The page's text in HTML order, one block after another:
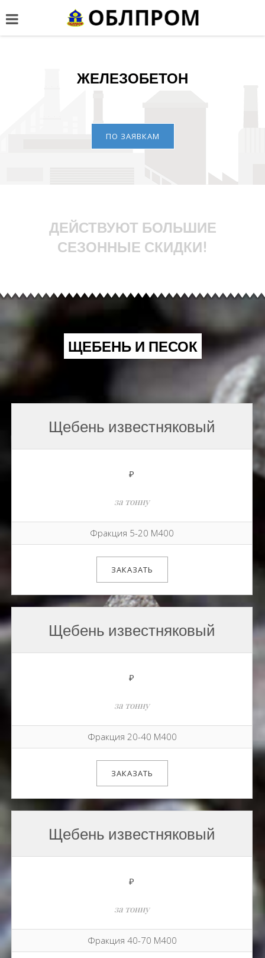
ЖЕЛЕЗОБЕТОН
ПО ЗАЯВКАМ
ДЕЙСТВУЮТ БОЛЬШИЕ
СЕЗОННЫЕ СКИДКИ!
ЩЕБЕНЬ И ПЕСОК
Щебень известняковый
₽
за тонну
Фракция 5-20 М400
ЗАКАЗАТЬ
Щебень известняковый
₽
за тонну
Фракция 20-40 М400
ЗАКАЗАТЬ
Щебень известняковый
₽
за тонну
Фракция 40-70 М400